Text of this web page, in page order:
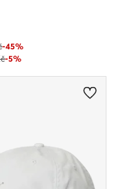
-45%
-5%